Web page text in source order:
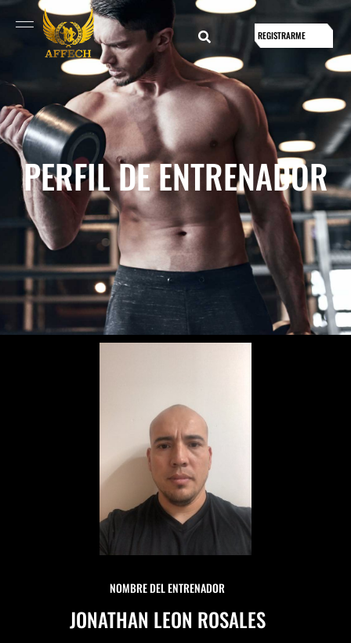
REGISTRARME
PERFIL DE ENTRENADOR
NOMBRE DEL ENTRENADOR
JONATHAN LEON ROSALES